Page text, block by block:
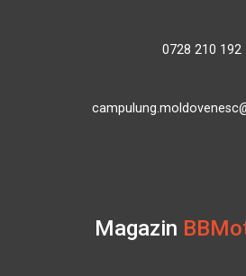
0728 210 192
Magazin